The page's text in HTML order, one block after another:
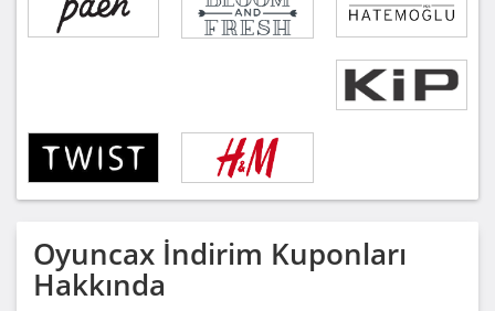
Oyuncax İndirim Kuponları
Hakkında